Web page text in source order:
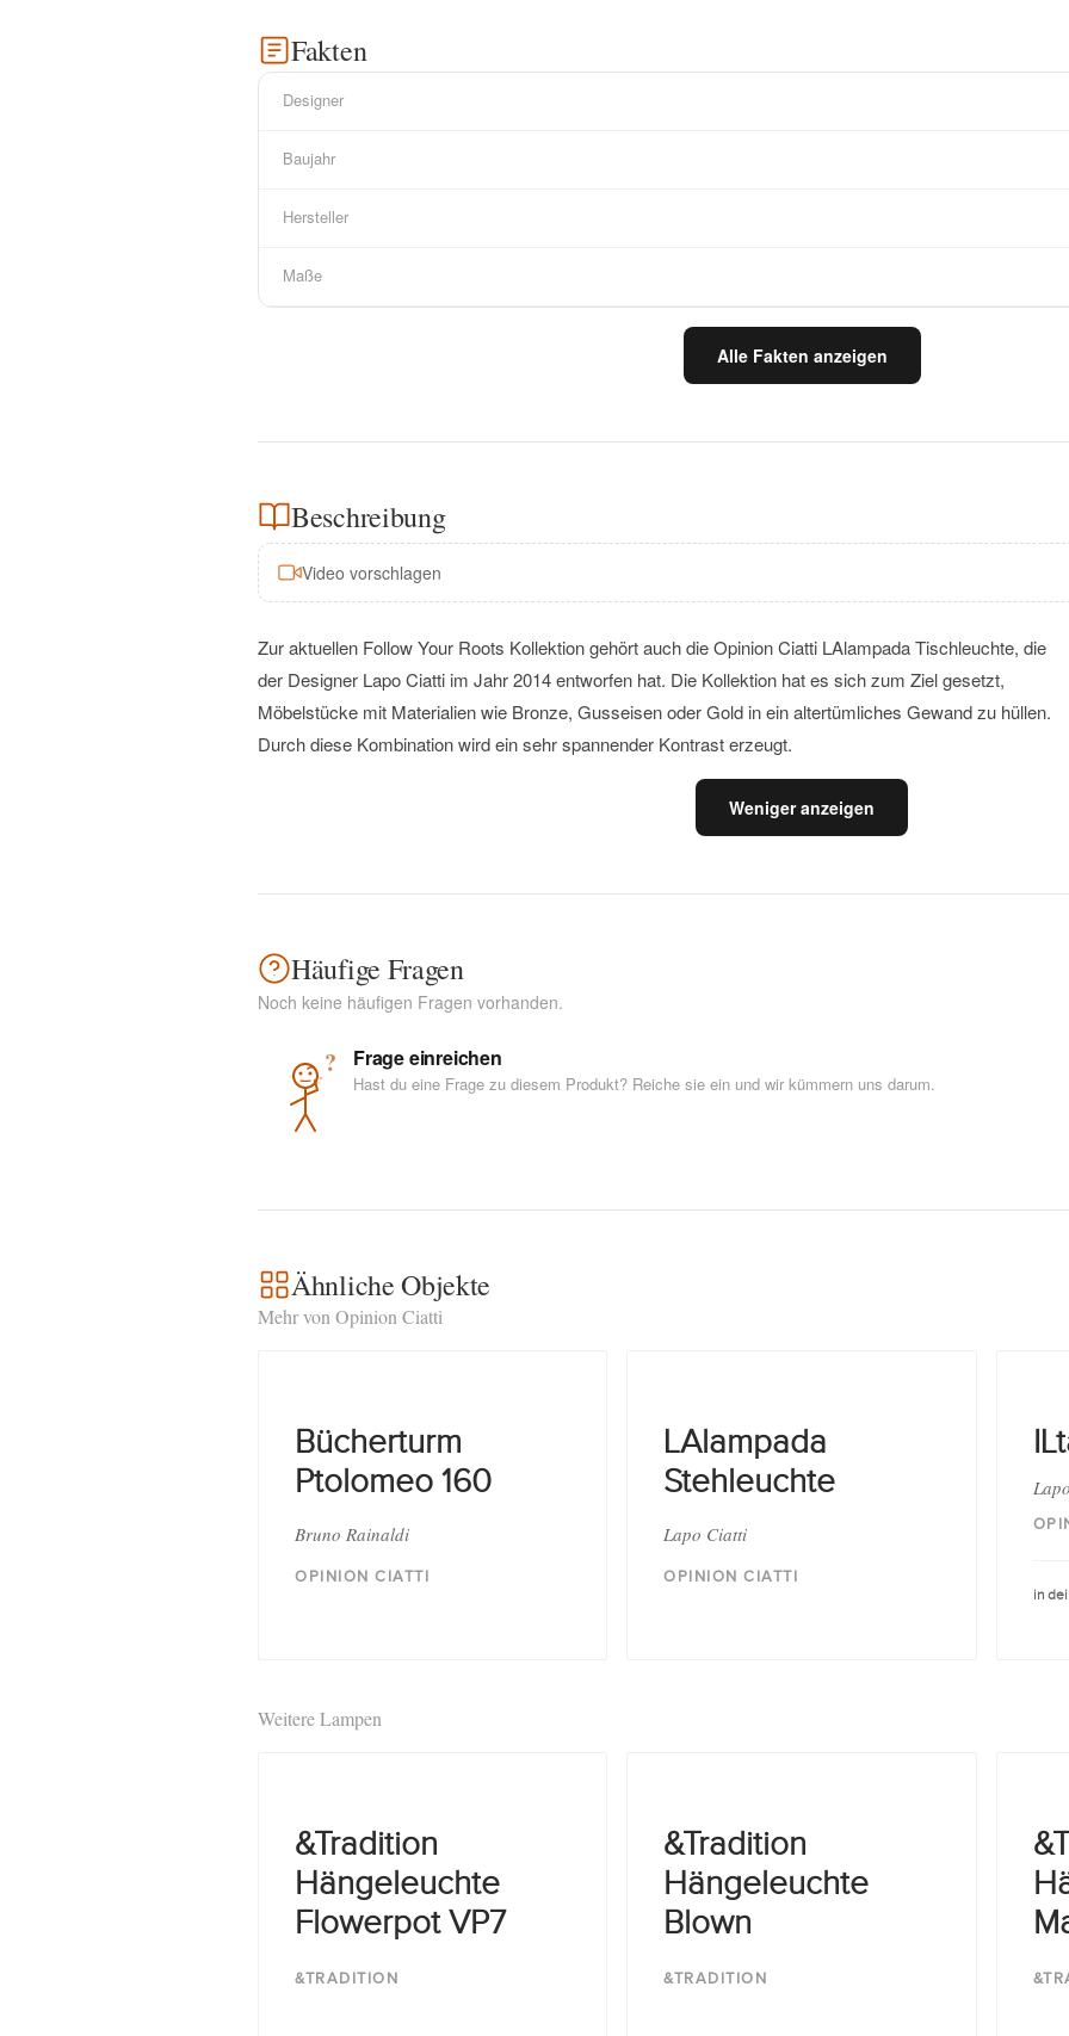
Fakten
Designer
Baujahr
Hersteller
Maße
Alle Fakten anzeigen
Beschreibung
Video vorschlagen
Zur aktuellen Follow Your Roots Kollektion gehört auch die Opinion Ciatti LAlampada Tischleuchte, die
der Designer Lapo Ciatti im Jahr 2014 entworfen hat. Die Kollektion hat es sich zum Ziel gesetzt,
Möbelstücke mit Materialien wie Bronze, Gusseisen oder Gold in ein altertümliches Gewand zu hüllen.
Durch diese Kombination wird ein sehr spannender Kontrast erzeugt.
Weniger anzeigen
Häufige Fragen
Noch keine häufigen Fragen vorhanden.
? Frage einreichen
Hast du eine Frage zu diesem Produkt? Reiche sie ein und wir kümmern uns darum.
Ähnliche Objekte
Mehr von Opinion Ciatti
Bücherturm
Ptolomeo 160
Bruno Rainaldi
OPINION CIATTI
LAlampada
Stehleuchte
Lapo Ciatti
OPINION CIATTI
in
Weitere Lampen
&Tradition
Hängeleuchte
Flowerpot VP7
&TRADITION
&Tradition
Hängeleuchte
Blown
&TRADITION